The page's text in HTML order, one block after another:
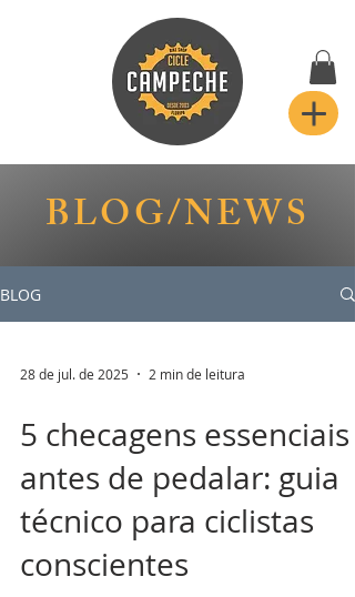
BLOG/NEWS
BLOG
28 de jul. de 2025 2 min de leitura
5 checagens essenciais
antes de pedalar: guia
técnico para ciclistas
conscientes